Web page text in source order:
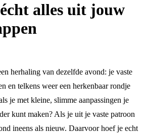
alles uit jouw
herhaling van dezelfde avond: je vaste
en telkens weer een herkenbaar rondje
je met kleine, slimme aanpassingen je
kunt maken? Als je uit je vaste patroon
ineens als nieuw. Daarvoor hoef je echt